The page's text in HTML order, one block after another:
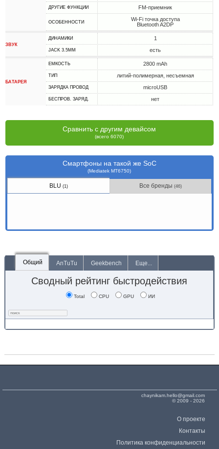
ДРУГИЕ ФУНКЦИИ FM-приемник
ОСОБЕННОСТИ
Wi-Fi точка доступа
Bluetooth A2DP
ЗВУК
ДИНАМИКИ 1
JACK 3.5MM есть
БАТАРЕЯ
ЕМКОСТЬ 2800 mAh
ТИП литий-полимерная, несъемная
ЗАРЯДКА ПРОВОД microUSB
БЕСПРОВ. ЗАРЯД. нет
Сравнить с другим девайсом
(всего 6070)
Смартфоны на такой же SoC
(Mediatek MT6750)
BLU(1) Все бренды(46)
Общий AnTuTu Geekbench Еще...
Сводный рейтинг быстродействия
Total CPU GPU ИИ
chaynikam.hello@gmail.com
© 2009 - 2026
О проекте
Контакты
Политика конфиденциальности